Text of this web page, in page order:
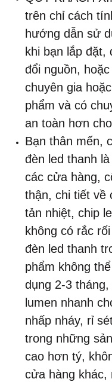
trên chỉ cách
hướng dẫn sử
khi bạn lắp đặt,
đổi nguồn,
chuyên gia
phẩm và có
an toàn hơn
Bạn thân mến,
đèn led thanh
các cửa hàng,
thận, chi tiết về
tản nhiệt, chip
không có rắc
đèn led thanh
phẩm không
dụng 2-3
lumen nhanh
nhấp nháy, rỉ
trong những
cao hơn tý,
cửa hàng khác,